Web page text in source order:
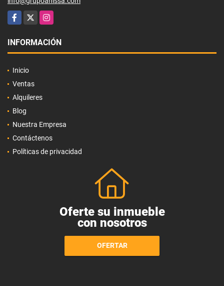
Facebook
X Instagram
INFORMACIÓN
Inicio
Ventas
Alquileres
Blog
Nuestra Empresa
Contáctenos
Políticas de privacidad
Oferte su inmueble
con nosotros
OFERTAR